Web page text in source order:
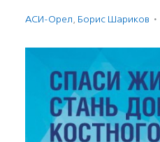
АСИ-Орел, Борис Шариков ·